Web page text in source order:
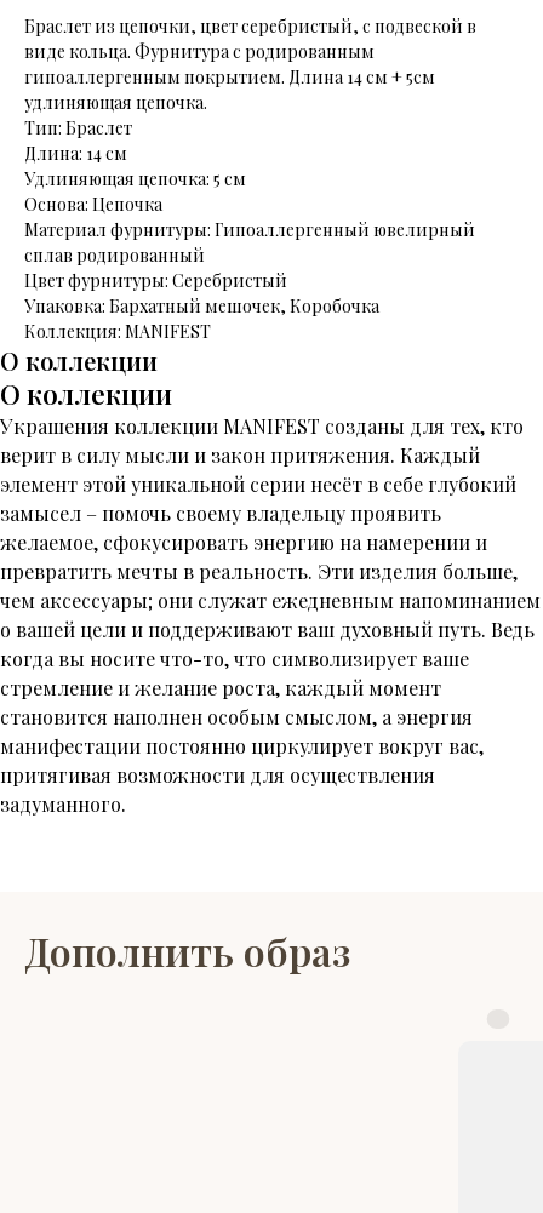
Браслет из цепочки, цвет серебристый, с подвеской в
виде кольца. Фурнитура с родированным
гипоаллергенным покрытием. Длина 14 см + 5см
удлиняющая цепочка.
Тип: Браслет
Длина: 14 см
Удлиняющая цепочка: 5 см
Основа: Цепочка
Материал фурнитуры: Гипоаллергенный ювелирный
сплав родированный
Цвет фурнитуры: Серебристый
Упаковка: Бархатный мешочек, Коробочка
Коллекция: MANIFEST
О коллекции
О коллекции
Украшения коллекции MANIFEST созданы для тех, кто
верит в силу мысли и закон притяжения. Каждый
элемент этой уникальной серии несёт в себе глубокий
замысел – помочь своему владельцу проявить
желаемое, сфокусировать энергию на намерении и
превратить мечты в реальность. Эти изделия больше,
чем аксессуары; они служат ежедневным напоминанием
о вашей цели и поддерживают ваш духовный путь. Ведь
когда вы носите что-то, что символизирует ваше
стремление и желание роста, каждый момент
становится наполнен особым смыслом, а энергия
манифестации постоянно циркулирует вокруг вас,
притягивая возможности для осуществления
задуманного.
Дополнить образ